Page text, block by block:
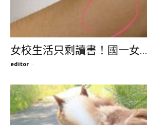
女校生活只剩讀書！國一女...
editor -